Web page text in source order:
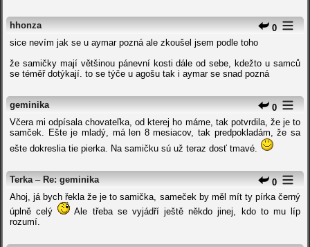
0
hhonza
sice nevím jak se u aymar pozná ale zkoušel jsem podle toho
že samičky mají většinou pánevní kosti dále od sebe, kdežto u samců
se téměř dotýkají. to se týče u agošu tak i aymar se snad pozná
0
geminika
Včera mi odpísala chovateľka, od kterej ho máme, tak potvrdila, že je to
samček. Ešte je mladý, má len 8 mesiacov, tak predpokladám, že sa
ešte dokreslia tie pierka. Na samičku sú už teraz dosť tmavé.
0
Terka – Re: geminika
Ahoj, já bych řekla že je to samička, sameček by měl mít ty pírka černý
úplně celý
Ale třeba se vyjádří ještě někdo jinej, kdo to mu líp
rozumí.